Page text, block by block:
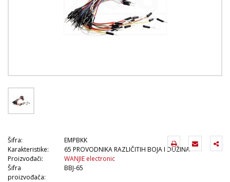
Šifra:
EMPBKK
Karakteristike:
65 PROVODNIKA RAZLIČITIH BOJA I DUŽINA
Proizvođači:
WANJIE electronic
Šifra
proizvođača:
BBJ-65